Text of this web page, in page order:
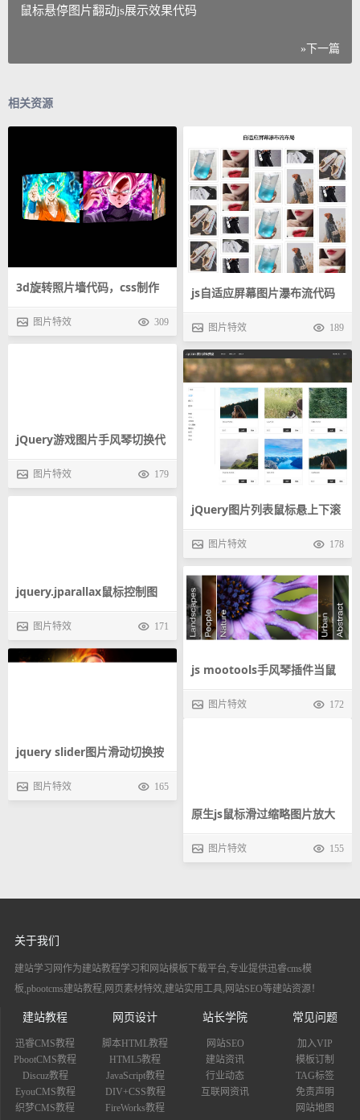
鼠标悬停图片翻动js展示效果代码
»下一篇
相关资源
3d旋转照片墙代码，css制作
旋转画廊
图片特效 309
js自适应屏幕图片瀑布流代码
图片特效 189
jQuery游戏图片手风琴切换代
码
图片特效 179
jQuery图片列表鼠标悬上下滚
动效果代码
图片特效 178
jquery.jparallax鼠标控制图
片移动类似动画效果背景图片
图片特效 171
js mootools手风琴插件当鼠
标移到某一张图片时将展开整
图片特效 172
jquery slider图片滑动切换按
钮和小缩略图控制大图片滑动
图片特效 165
原生js鼠标滑过缩略图片放大
展示原图片提示图片文字信息
图片特效 155
关于我们
建站学习网作为建站教程学习和网站模板下载平台,专业提供迅睿cms模
板,pbootcms建站教程,网页素材特效,建站实用工具,网站SEO等建站资源！
建站教程
迅睿CMS教程
PbootCMS教程
Discuz教程
EyouCMS教程
织梦CMS教程
网页设计
脚本HTML教程
HTML5教程
JavaScript教程
DIV+CSS教程
FireWorks教程
站长学院
网站SEO
建站资讯
行业动态
互联网资讯
常见问题
加入VIP
模板订制
TAG标签
免责声明
网站地图